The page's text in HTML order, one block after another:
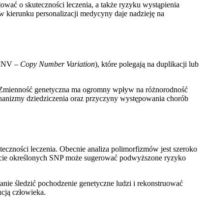
o skuteczności leczenia, a także ryzyku wystąpienia
personalizacji medycyny daje nadzieję na
– Copy Number Variation), które polegają na duplikacji lub
genetyczna ma ogromny wpływ na różnorodność
dziedziczenia oraz przyczyny występowania chorób
leczenia. Obecnie analiza polimorfizmów jest szeroko
określonych SNP może sugerować podwyższone ryzyko
śledzić pochodzenie genetyczne ludzi i rekonstruować
człowieka.